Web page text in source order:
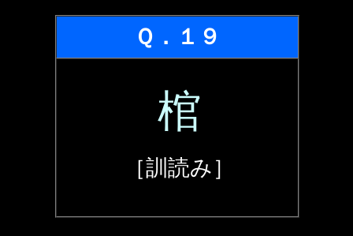
Ｑ．１９
棺
［訓読み］